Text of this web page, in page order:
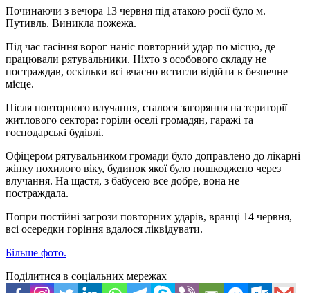
Починаючи з вечора 13 червня під атакою росії було м.
Путивль. Виникла пожежа.
Під час гасіння ворог наніс повторний удар по місцю, де
працювали рятувальники. Ніхто з особового складу не
постраждав, оскільки всі вчасно встигли відійти в безпечне
місце.
Після повторного влучання, сталося загоряння на території
житлового сектора: горіли оселі громадян, гаражі та
господарські будівлі.
Офіцером рятувальником громади було доправлено до лікарні
жінку похилого віку, будинок якої було пошкоджено через
влучання. На щастя, з бабусею все добре, вона не
постраждала.
Попри постійні загрози повторних ударів, вранці 14 червня,
всі осередки горіння вдалося ліквідувати.
Більше фото.
Поділитися в соціальних мережах